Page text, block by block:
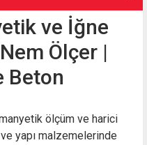
ve İğne
Ölçer |
Beton
ölçüm ve harici
yapı malzemelerinde